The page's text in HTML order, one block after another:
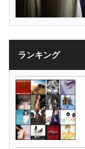
ランキング